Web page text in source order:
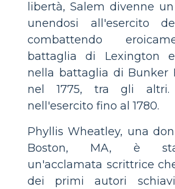
libertà, Salem divenne
unendosi all'esercito
combattendo
battaglia di Lexington
nella battaglia di Bunker
nel 1775, tra gli altri.
nell'esercito fino al 1780.
Phyllis Wheatley, una
Boston, MA, è
un'acclamata scrittrice
dei primi autori